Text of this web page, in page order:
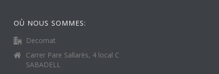
OÙ NOUS SOMMES:
Decomat
Carrer Pare Sallarès, 4 local C
SABADELL